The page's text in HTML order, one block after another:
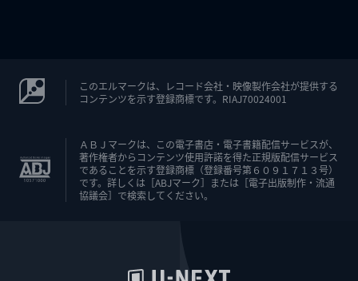
このエルマークは、レコード会社・映像製作会社が提供する
コンテンツを示す登録商標です。RIAJ70024001
ＡＢＪマークは、この電子書店・電子書籍配信サービスが、
著作権者からコンテンツ使用許諾を得た正規版配信サービス
であることを示す登録商標（登録番号第６０９１７１３号）
です。詳しくは［ABJマーク］または［電子出版制作・流通
協議会］で検索してください。